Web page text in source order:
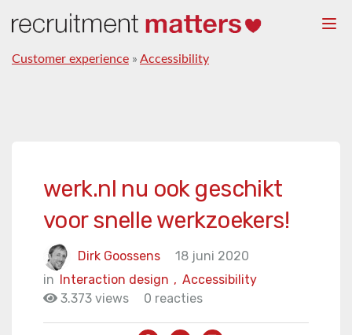
Customer experience » Accessibility
werk.nl nu ook geschikt
voor snelle werkzoekers!
Dirk Goossens
18 juni 2020
in
Accessibility
Interaction design ,
3.373 views
0 reacties